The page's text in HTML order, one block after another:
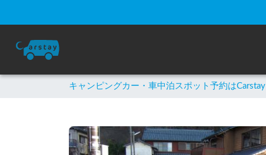
キャンピングカー・車中泊スポット予約はCarstay